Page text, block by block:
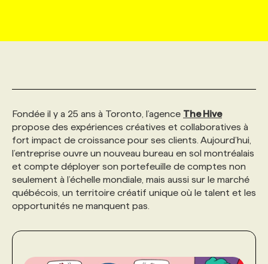
PRIX ET DISTINCTIONS
TENDANCES
GEO/SEO
ÉVÉNEMENTIEL
FAQ
ANNONCEZ AVEC NOUS
NOS PARCOURS DE FORMATIONS
FORMATIONS PERSONNALISÉES
NOS FORMATEUR‧RICES
NOS TARIFS
NOS TARIFS
NOS EXPERTISES
ANNONCEZ AVEC NOUS
Fondée il y a 25 ans à Toronto, l’agence The Hive
propose des expériences créatives et collaboratives à
fort impact de croissance pour ses clients. Aujourd’hui,
l’entreprise ouvre un nouveau bureau en sol montréalais
et compte déployer son portefeuille de comptes non
seulement à l’échelle mondiale, mais aussi sur le marché
québécois, un territoire créatif unique où le talent et les
opportunités ne manquent pas.